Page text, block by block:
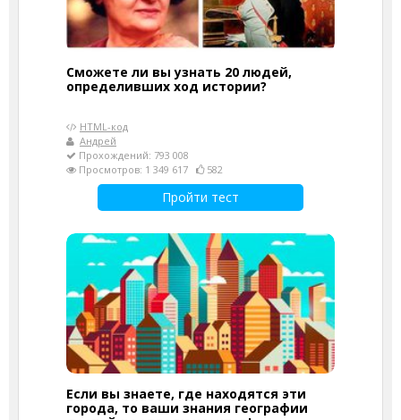
Сможете ли вы узнать 20 людей,
определивших ход истории?
HTML-код
Андрей
Прохождений: 793 008
Просмотров: 1 349 617
582
Пройти тест
Если вы знаете, где находятся эти
города, то ваши знания географии